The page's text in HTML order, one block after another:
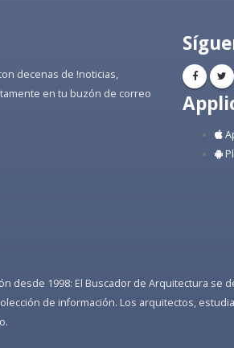
decenas de !noticias,
en tu buzón de correo
desde 1998: El Buscador de Arquitectura se
de información. Los arquitectos,